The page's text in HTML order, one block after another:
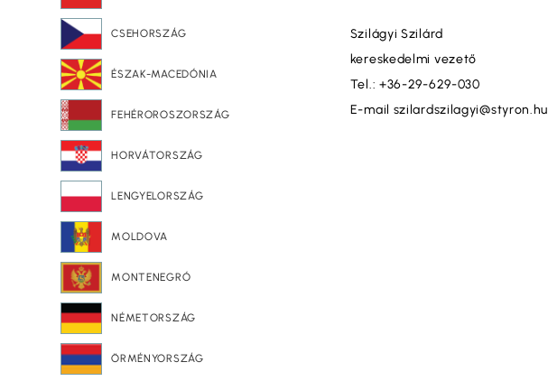
CSEHORSZÁG
ÉSZAK-MACEDÓNIA
FEHÉROROSZORSZÁG
HORVÁTORSZÁG
LENGYELORSZÁG
MOLDOVA
MONTENEGRÓ
NÉMETORSZÁG
ÖRMÉNYORSZÁG
Szilágyi Szilárd
kereskedelmi vezető
Tel.: +36-29-629-030
E-mail szilardszilagyi@styron.hu